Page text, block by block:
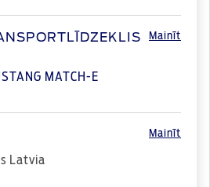
Mainīt
MATCH-E
Mainīt
Latvia